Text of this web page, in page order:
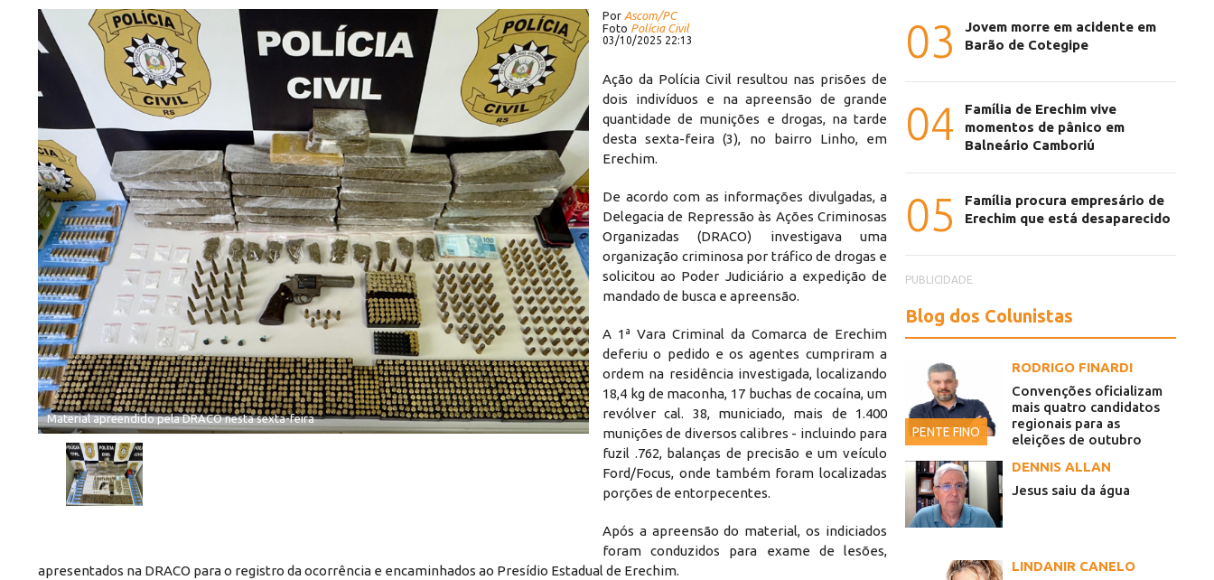
Material apreendido pela DRACO nesta sexta-feira
Por Ascom/PC
Foto Polícia Civil
03/10/2025 22:13
Ação da Polícia Civil resultou nas prisões de
dois indivíduos e na apreensão de grande
quantidade de munições e drogas, na tarde
desta sexta-feira (3), no bairro Linho, em
Erechim.
De acordo com as informações divulgadas, a
Delegacia de Repressão às Ações Criminosas
Organizadas (DRACO) investigava uma
organização criminosa por tráfico de drogas e
solicitou ao Poder Judiciário a expedição de
mandado de busca e apreensão.
A 1ª Vara Criminal da Comarca de Erechim
deferiu o pedido e os agentes cumpriram a
ordem na residência investigada, localizando
18,4 kg de maconha, 17 buchas de cocaína, um
revólver cal. 38, municiado, mais de 1.400
munições de diversos calibres - incluindo para
fuzil .762, balanças de precisão e um veículo
Ford/Focus, onde também foram localizadas
porções de entorpecentes.
Após a apreensão do material, os indiciados
foram conduzidos para exame de lesões,
apresentados na DRACO para o registro da ocorrência e encaminhados ao Presídio Estadual de Erechim.
03
Jovem morre em acidente em
Barão de Cotegipe
04
Família de Erechim vive
momentos de pânico em
Balneário Camboriú
05
Família procura empresário de
Erechim que está desaparecido
PUBLICIDADE
Blog dos Colunistas
PENTE FINO
RODRIGO FINARDI
Convenções oficializam
mais quatro candidatos
regionais para as
eleições de outubro
DENNIS ALLAN
Jesus saiu da água
LINDANIR CANELO